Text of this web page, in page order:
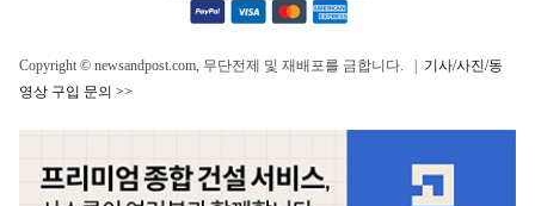
Copyright © newsandpost.com, 무단전제 및 재배포를 금합니다. | 기사/사진/동
영상 구입 문의 >>